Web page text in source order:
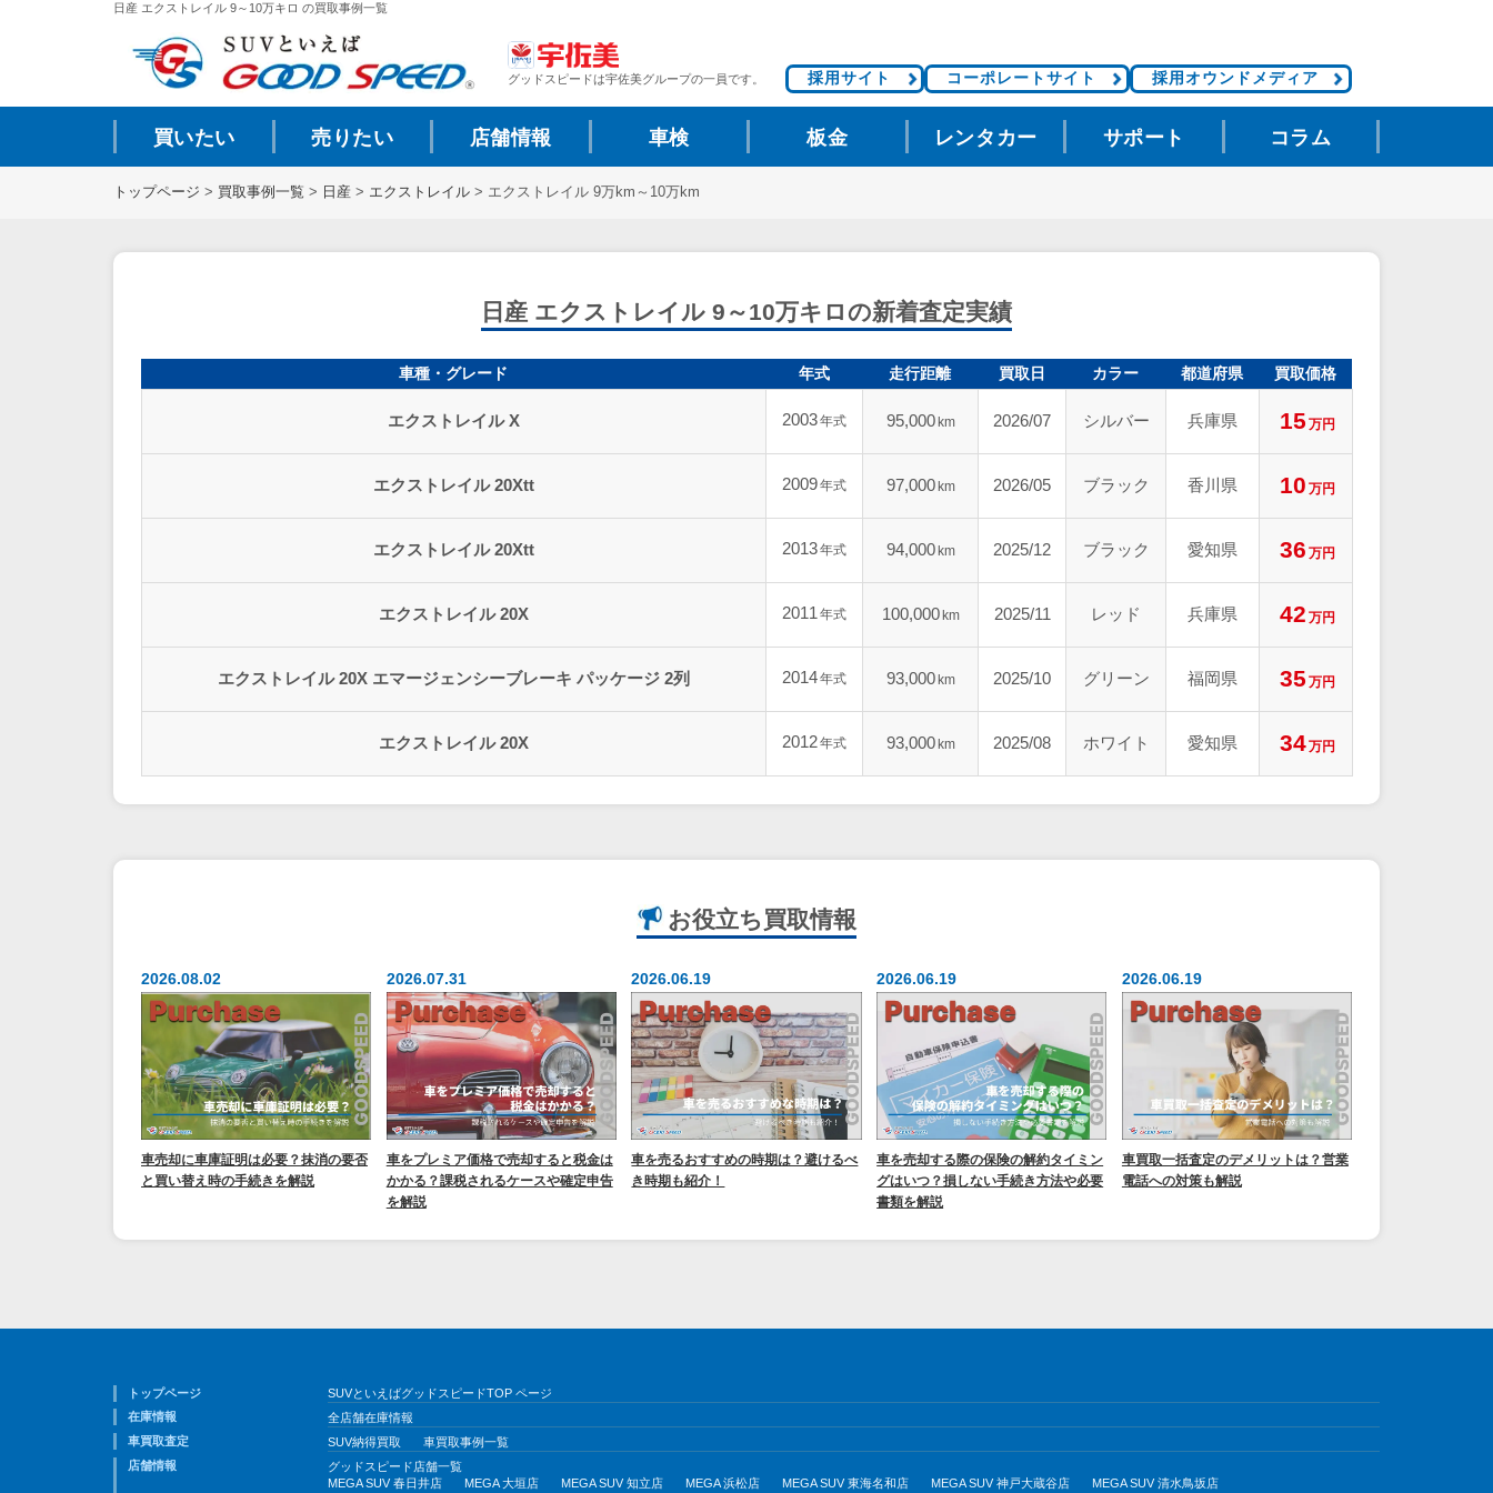
日産 エクストレイル 9～10万キロ の買取事例一覧
グッドスピードは宇佐美グループの一員です。 採用サイト コーポレートサイト 採用オウンドメディア
買いたい 売りたい 店舗情報 車検 板金 レンタカー サポート コラム
トップページ > 買取事例一覧 > 日産 > エクストレイル > エクストレイル 9万km～10万km
日産 エクストレイル 9～10万キロの新着査定実績
車種・グレード 年式 走行距離 買取日 カラー 都道府県 買取価格
エクストレイル X 2003年式 95,000 km 2026/07 シルバー 兵庫県 15 万円
エクストレイル 20Xtt 2009年式 97,000 km 2026/05 ブラック 香川県 10 万円
エクストレイル 20Xtt 2013年式 94,000 km 2025/12 ブラック 愛知県 36 万円
エクストレイル 20X 2011 年式 100,000 km 2025/11 レッド 兵庫県 42 万円
エクストレイル 20X エマージェンシーブレーキ パッケージ 2列 2014年式 93,000 km 2025/10 グリーン 福岡県 35 万円
エクストレイル 20X 2012年式 93,000 km 2025/08 ホワイト 愛知県 34万円
お役立ち 買取情報
2026.08.02
車売却に車庫証明は必要？抹消の要否
と買い替え時の手続きを解説
2026.07.31
車をプレミア価格で売却すると税金は
かかる？課税されるケースや確定申告
を解説
2026.06.19
車を売るおすすめの時期は？避けるべ
き時期も紹介！
2026.06.19
車を売却する際の保険の解約タイミン
グはいつ？損しない手続き方法や必要
書類を解説
2026.06.19
車買取一括査定のデメリットは？営業
電話への対策も解説
トップページ
SUVといえばグッドスピードTOP ページ
在庫情報
全店舗在庫情報
車買取査定
SUV納得買取
車買取事例一覧
店舗情報
グッドスピード店舗一覧
MEGA SUV 春日井店
MEGA 大垣店 MEGA SUV 知立店 MEGA 浜松店 MEGA SUV 東海名和店 MEGA SUV 神戸大蔵谷店
MEGA SUV 清水鳥坂店